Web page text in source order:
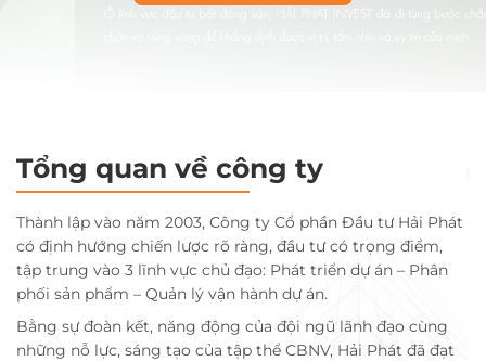
Tổng quan về công ty
Thành lập vào năm 2003, Công ty Cổ phần Đầu tư Hải Phát
có định hướng chiến lược rõ ràng, đầu tư có trọng điểm,
tập trung vào 3 lĩnh vực chủ đạo: Phát triển dự án – Phân
phối sản phẩm – Quản lý vận hành dự án.
Bằng sự đoàn kết, năng động của đội ngũ lãnh đạo cùng
những nỗ lực, sáng tạo của tập thể CBNV, Hải Phát đã đạt